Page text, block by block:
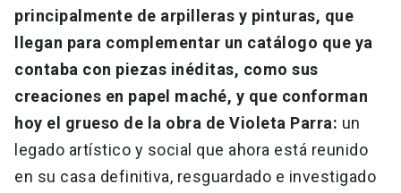
principalmente de arpilleras y pinturas, que
llegan para complementar un catálogo que ya
contaba con piezas inéditas, como sus
creaciones en papel maché, y que conforman
hoy el grueso de la obra de Violeta Parra: un
legado artístico y social que ahora está reunido
en su casa definitiva, resguardado e investigado